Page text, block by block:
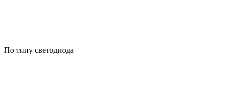
По типу светодиода